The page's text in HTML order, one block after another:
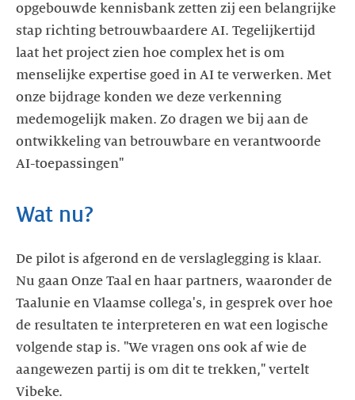
opgebouwde kennisbank zetten zij een belangrijke
stap richting betrouwbaardere AI. Tegelijkertijd
laat het project zien hoe complex het is om
menselijke expertise goed in AI te verwerken. Met
onze bijdrage konden we deze verkenning
medemogelijk maken. Zo dragen we bij aan de
ontwikkeling van betrouwbare en verantwoorde
AI-toepassingen"
Wat nu?
De pilot is afgerond en de verslaglegging is klaar.
Nu gaan Onze Taal en haar partners, waaronder de
Taalunie en Vlaamse collega's, in gesprek over hoe
de resultaten te interpreteren en wat een logische
volgende stap is. "We vragen ons ook af wie de
aangewezen partij is om dit te trekken," vertelt
Vibeke.